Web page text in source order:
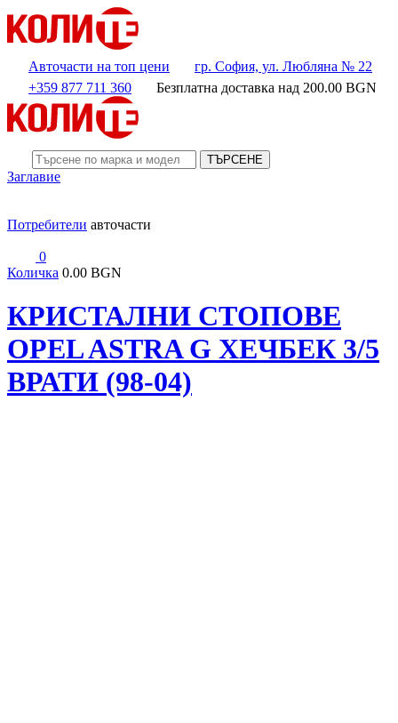
Авточасти на топ цени
гр. София, ул. Любляна № 22
+359 877 711 360
Безплатна доставка над 200.00 BGN
ТЪРСЕНЕ
Заглавие
Потребители авточасти
0
Количка 0.00 BGN
КРИСТАЛНИ СТОПОВЕ
OPEL ASTRA G ХЕЧБЕК 3/5
ВРАТИ (98-04)